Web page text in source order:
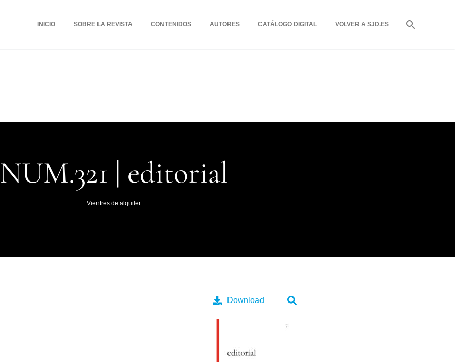
INICIO SOBRE LA REVISTA CONTENIDOS AUTORES CATÁLOGO DIGITAL VOLVER A SJD.ES
NUM.321 | editorial
Vientres de alquiler
Download